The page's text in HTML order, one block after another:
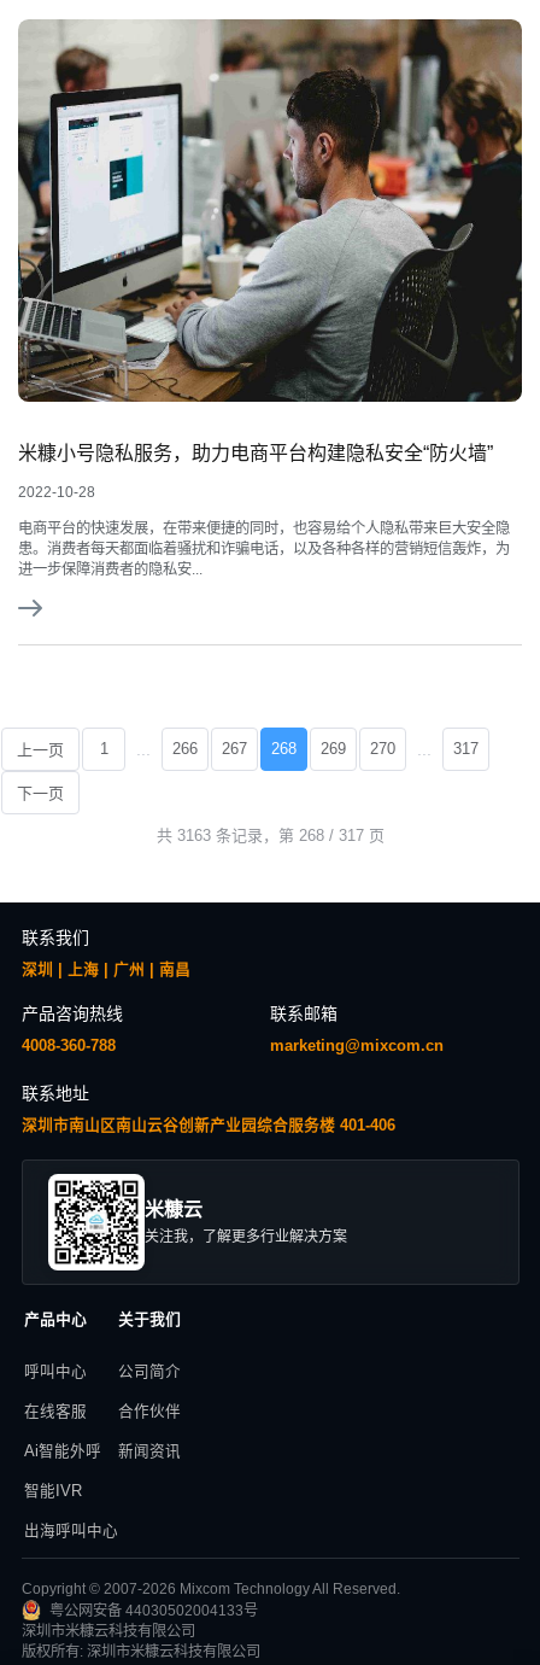
米糠小号隐私服务，助力电商平台构建隐私安全“防火墙”
2022-10-28
电商平台的快速发展，在带来便捷的同时，也容易给个人隐私带来巨大安全隐
患。消费者每天都面临着骚扰和诈骗电话，以及各种各样的营销短信轰炸，为
进一步保障消费者的隐私安...
上一页 1 266 267 268 269 270 317
下一页
共 3163 条记录，第 268 / 317 页
联系我们
深圳 | 上海 | 广州 | 南昌
产品咨询热线
4008-360-788
联系邮箱
marketing@mixcom.cn
联系地址
深圳市南山区南山云谷创新产业园综合服务楼 401-406
米糠云
关注我，了解更多行业解决方案
产品中心
呼叫中心
在线客服
Ai智能外呼
智能IVR
出海呼叫中心
关于我们
公司简介
合作伙伴
新闻资讯
Copyright © 2007-2026 Mixcom Technology All Reserved.
粤公网安备 44030502004133号
深圳市米糠云科技有限公司
版权所有: 深圳市米糠云科技有限公司